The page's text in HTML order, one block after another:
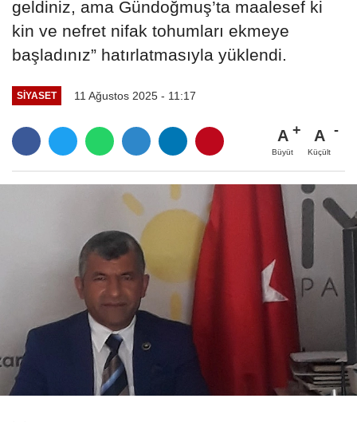
geldiniz, ama Gündoğmuş’ta maalesef ki
kin ve nefret nifak tohumları ekmeye
başladınız” hatırlatmasıyla yüklendi.
SİYASET 11 Ağustos 2025 - 11:17
A
Büyüt
A
Küçült